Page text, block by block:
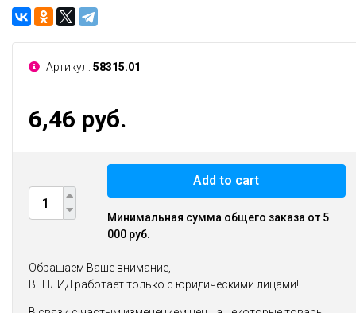
Артикул: 58315.01
6,46 руб.
Add to cart
Минимальная сумма общего заказа от 5
000 руб.
Обращаем Ваше внимание,
ВЕНЛИД работает только с юридическими лицами!